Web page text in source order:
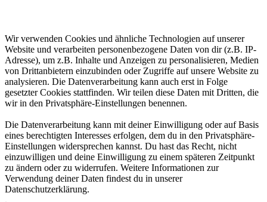
Wir verwenden Cookies und ähnliche Technologien auf unserer
Website und verarbeiten personenbezogene Daten von dir (z.B. IP-
Adresse), um z.B. Inhalte und Anzeigen zu personalisieren, Medien
von Drittanbietern einzubinden oder Zugriffe auf unsere Website zu
analysieren. Die Datenverarbeitung kann auch erst in Folge
gesetzter Cookies stattfinden. Wir teilen diese Daten mit Dritten, die
wir in den Privatsphäre-Einstellungen benennen.
Die Datenverarbeitung kann mit deiner Einwilligung oder auf Basis
eines berechtigten Interesses erfolgen, dem du in den Privatsphäre-
Einstellungen widersprechen kannst. Du hast das Recht, nicht
einzuwilligen und deine Einwilligung zu einem späteren Zeitpunkt
zu ändern oder zu widerrufen. Weitere Informationen zur
Verwendung deiner Daten findest du in unserer
Datenschutzerklärung.
.